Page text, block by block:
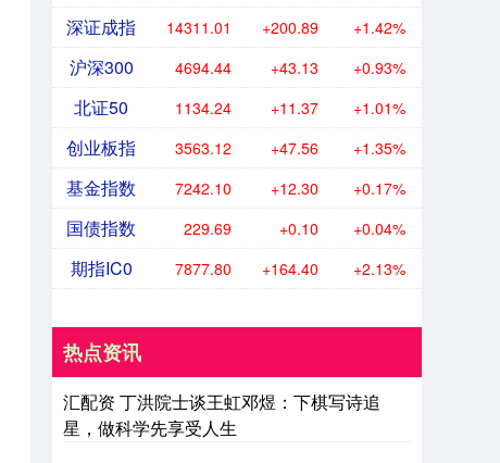
深证成指 14311.01 +200.89 +1.42%
沪深300 4694.44 +43.13 +0.93%
北证50 1134.24 +11.37 +1.01%
创业板指 3563.12 +47.56 +1.35%
基金指数 7242.10 +12.30 +0.17%
国债指数 229.69 +0.10 +0.04%
期指IC0 7877.80 +164.40 +2.13%
热点资讯
汇配资 丁洪院士谈王虹邓煜：下棋写诗追
星，做科学先享受人生